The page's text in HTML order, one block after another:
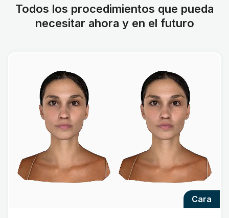
Todos los procedimientos que pueda
necesitar ahora y en el futuro
cara